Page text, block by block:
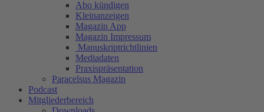
Abo kündigen
Kleinanzeigen
Magazin App
Magazin Impressum
Manuskriptrichtlinien
Mediadaten
Praxispräsentation
Paracelsus Magazin
Podcast
Mitgliederbereich